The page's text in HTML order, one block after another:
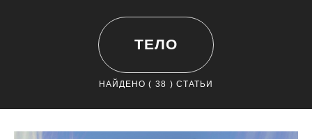
ТЕЛО
НАЙДЕНО ( 38 ) СТАТЬИ